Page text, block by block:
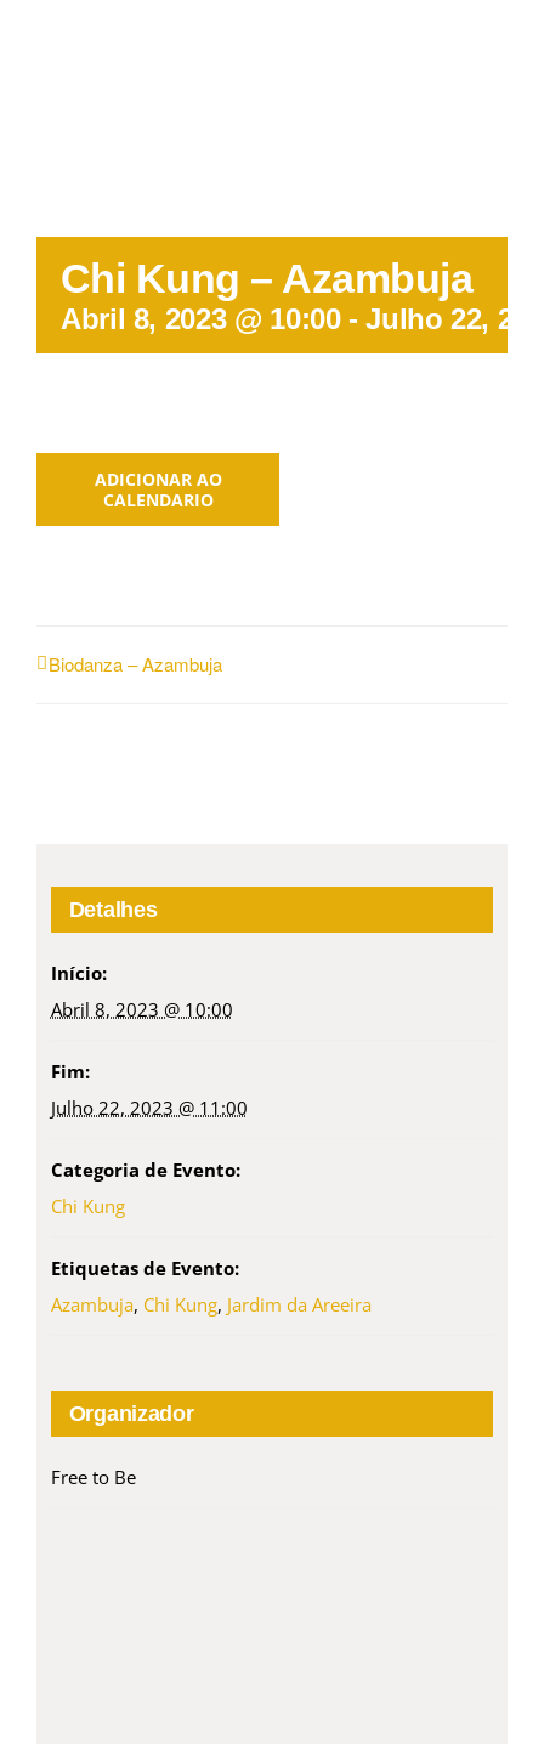
Chi Kung – Azambuja
Abril 8, 2023 @ 10:00-Julho 22,
ADICIONAR AO
CALENDARIO
Biodanza – Azambuja
Detalhes
Início:
Abril 8, 2023 @ 10:00
Fim:
Julho 22, 2023 @ 11:00
Categoria de Evento:
Chi Kung
Etiquetas de Evento:
Azambuja, Chi Kung, Jardim da Areeira
Organizador
Free to Be